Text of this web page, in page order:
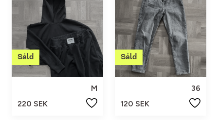
M
220 SEK
36
120 SEK